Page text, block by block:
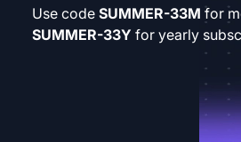
Use code SUMMER-33M for
SUMMER-33Y for yearly